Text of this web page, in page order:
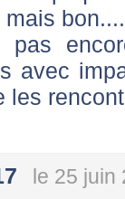
bon....
avec
les
le 25